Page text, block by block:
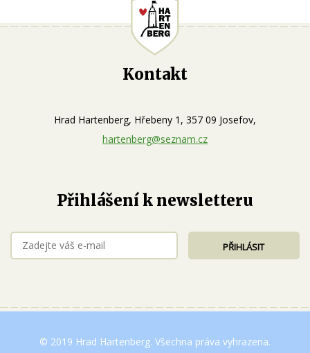
Kontakt
Hrad Hartenberg, Hřebeny 1, 357 09 Josefov,
hartenberg@seznam.cz
Přihlášení k newsletteru
© 2019 Hrad Hartenberg. Všechna práva vyhrazena.